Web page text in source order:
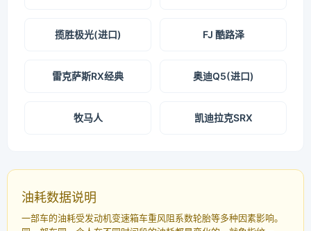
揽胜极光(进口) FJ 酷路泽
雷克萨斯RX经典 奥迪Q5(进口)
牧马人 凯迪拉克SRX
油耗数据说明
一部车的油耗受发动机变速箱车重风阻系数轮胎等多种因素影响。